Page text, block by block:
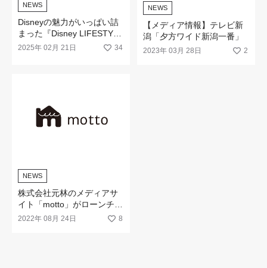
NEWS
Disneyの魅力がいっぱい詰
まった『Disney LIFESTYLE
BOOK 』が2月21日(金)に新
2025年 02月 21日 34
NEWS
【メディア情報】テレビ新
潟「夕方ワイド新潟一番」
2023年 03月 28日 2
NEWS
株式会社元林のメディアサ
イト「motto」がローンチし
ました。
2022年 08月 24日 8